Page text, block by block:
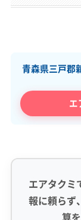
青森県三戸郡
エ
エアタクミ
報に頼らず
算